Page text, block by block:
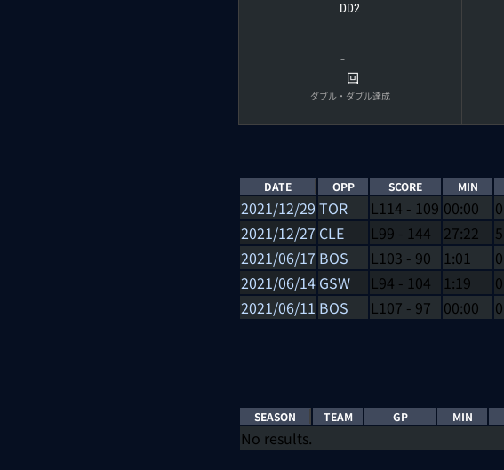
DD2
-
回
ダブル・ダブル達成
DATE OPP SCORE MIN
2021/12/29 TOR L 114 - 109 00:00 0
2021/12/27 CLE L 99 - 144 27:22 5
2021/06/17 BOS L 103 - 90 1:01 0
2021/06/14 GSW L 94 - 104 1:19 0
2021/06/11 BOS L 107 - 97 00:00 0
SEASON TEAM GP MIN
No results.